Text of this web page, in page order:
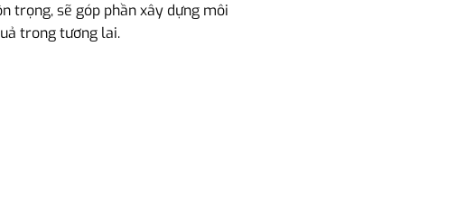
trọng, sẽ góp phần xây dựng môi
trong tương lai.